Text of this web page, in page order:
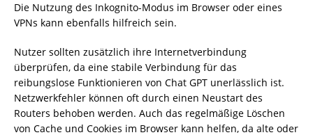
Die Nutzung des Inkognito-Modus im Browser oder eines
VPNs kann ebenfalls hilfreich sein.
Nutzer sollten zusätzlich ihre Internetverbindung
überprüfen, da eine stabile Verbindung für das
reibungslose Funktionieren von Chat GPT unerlässlich ist.
Netzwerkfehler können oft durch einen Neustart des
Routers behoben werden. Auch das regelmäßige Löschen
von Cache und Cookies im Browser kann helfen, da alte oder